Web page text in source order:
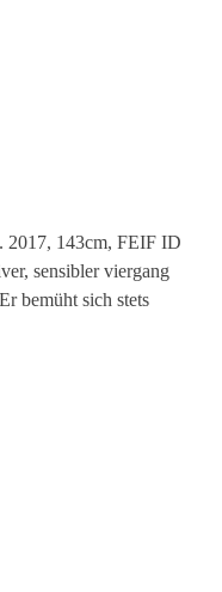
2017, 143cm, FEIF ID
sensibler viergang
bemüht sich stets